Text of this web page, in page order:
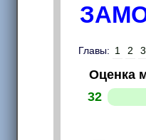
Главы: 1 2 3
Оценка
32